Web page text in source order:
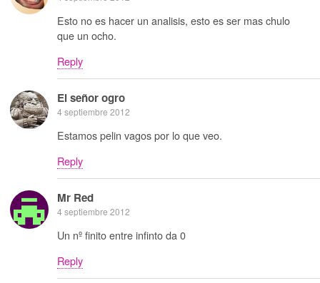
Esto no es hacer un analisis, esto es ser mas chulo
que un ocho.
Reply
El señor ogro
4 septiembre 2012
Estamos pelin vagos por lo que veo.
Reply
Mr Red
4 septiembre 2012
Un nº finito entre infinto da 0
Reply